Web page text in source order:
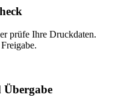
prüfe Ihre Druckdaten.